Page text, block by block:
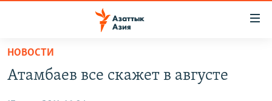
Вернуться
основному
ЦЕНТРАЛЬНАЯ АЗИЯ
НОВОСТИ
Атамбаев все скажет в августе